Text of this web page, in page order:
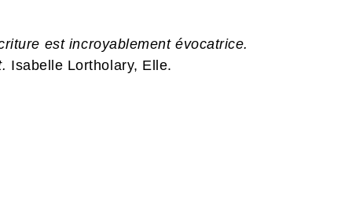
est incroyablement évocatrice.
Isabelle Lortholary, Elle.